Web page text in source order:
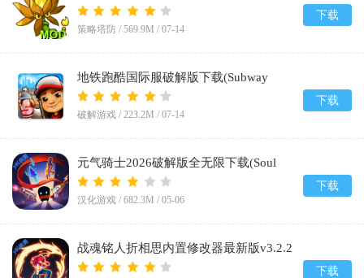
(PlantsVsZombiesRH-Mod)v3.8
策略塔防 / 569.9M / 07-14
下载
地铁跑酷国际服破解版下载(Subway
Surf)v3.66.0
破解游戏 / 223.2M / 07-14
下载
元气骑士2026破解版全无限下载(Soul
Knight)v8.2.0
汉化游戏 / 682.3M / 05-06
下载
战魂铭人折相思内置修改器最新版v3.2.2
下载